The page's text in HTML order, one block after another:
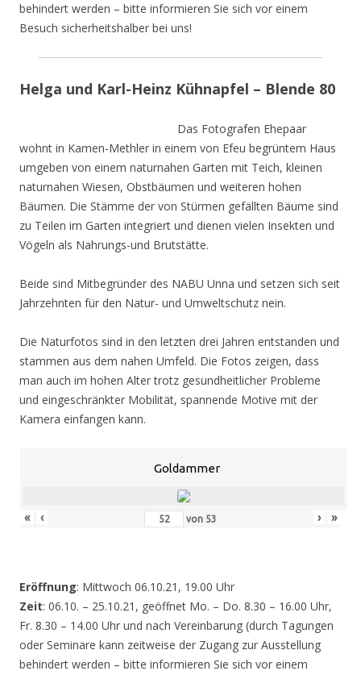
behindert werden – bitte informieren Sie sich vor einem
Besuch sicherheitshalber bei uns!
Helga und Karl-Heinz Kühnapfel – Blende 80
Das Fotografen Ehepaar
wohnt in Kamen-Methler in einem von Efeu begrüntem Haus
umgeben von einem naturnahen Garten mit Teich, kleinen
naturnahen Wiesen, Obstbäumen und weiteren hohen
Bäumen. Die Stämme der von Stürmen gefällten Bäume sind
zu Teilen im Garten integriert und dienen vielen Insekten und
Vögeln als Nahrungs-und Brutstätte.
Beide sind Mitbegründer des NABU Unna und setzen sich seit
Jahrzehnten für den Natur- und Umweltschutz nein.
Die Naturfotos sind in den letzten drei Jahren entstanden und
stammen aus dem nahen Umfeld. Die Fotos zeigen, dass
man auch im hohen Alter trotz gesundheitlicher Probleme
und eingeschränkter Mobilität, spannende Motive mit der
Kamera einfangen kann.
Goldammer
« ‹ von 53 › »
Eröffnung: Mittwoch 06.10.21, 19.00 Uhr
Zeit: 06.10. – 25.10.21, geöffnet Mo. – Do. 8.30 – 16.00 Uhr,
Fr. 8.30 – 14.00 Uhr und nach Vereinbarung (durch Tagungen
oder Seminare kann zeitweise der Zugang zur Ausstellung
behindert werden – bitte informieren Sie sich vor einem